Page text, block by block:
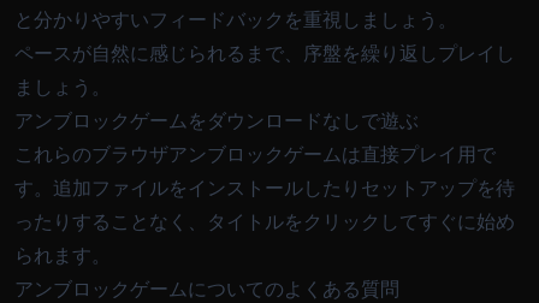
と分かりやすいフィードバックを重視しましょう。
ペースが自然に感じられるまで、序盤を繰り返しプレイし
ましょう。
アンブロックゲームをダウンロードなしで遊ぶ
これらのブラウザアンブロックゲームは直接プレイ用で
す。追加ファイルをインストールしたりセットアップを待
ったりすることなく、タイトルをクリックしてすぐに始め
られます。
アンブロックゲームについてのよくある質問